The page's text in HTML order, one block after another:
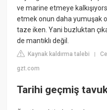
ve marine etmeye
etmek onun daha yumuşak
taze iken. Yani buzluktan
de mantıklı değil.
Kaynak kaldırma talebi |
gzt.com
Tarihi geçmiş